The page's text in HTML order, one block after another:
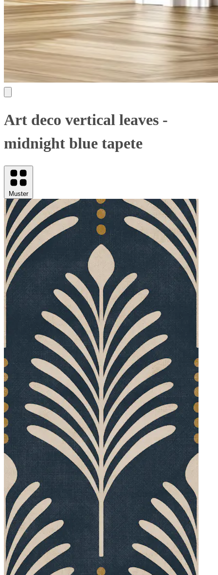
Art deco vertical leaves -
midnight blue tapete
Muster